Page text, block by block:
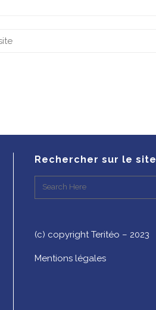
Rechercher sur le site
(c) copyright Teritéo – 2023
Mentions légales